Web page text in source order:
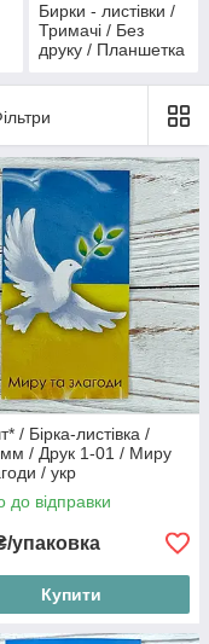
Бирки - листівки /
Тримачі / Без
друку / Планшетка
/ Бірка-листівка /
/ Друк 1-01 / Миру
/ укр
до відправки
упаковка
Купити